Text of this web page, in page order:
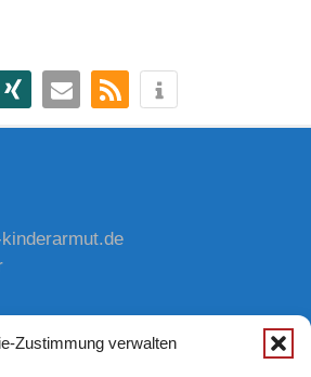
Zustimmung verwalten